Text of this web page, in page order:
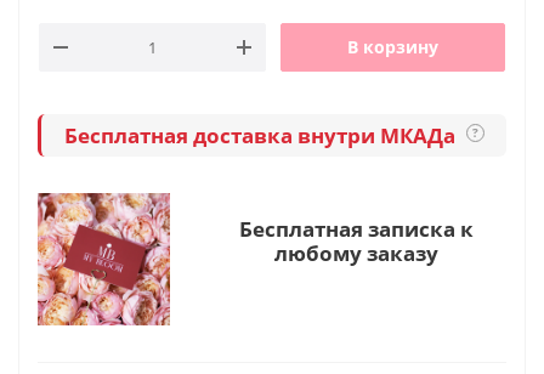
В корзину
Бесплатная доставка внутри МКАДа ?
Бесплатная записка к
любому заказу